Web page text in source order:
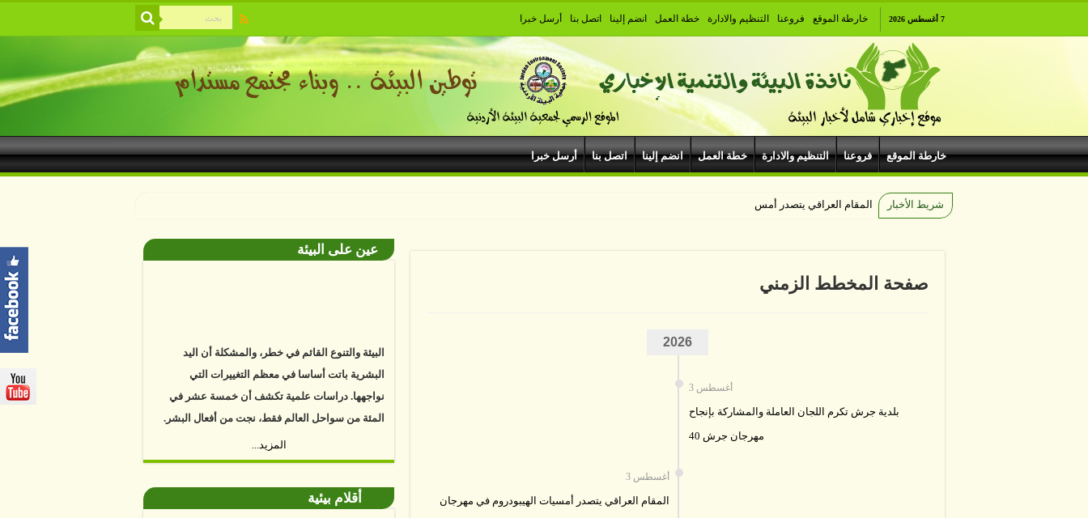
7 أغسطس 2026 خارطة الموقع فروعنا التنظيم والادارة خطة العمل انضم إلينا اتصل بنا أرسل خبرا
خارطة الموقع فروعنا التنظيم والادارة خطة العمل انضم إلينا اتصل بنا أرسل خبرا
شريط الأخبار المقام العراقي يتصدر أمسيات الهيبودروم في مهرجان
صفحة المخطط الزمني
2026
3 أغسطس
بلدية جرش تكرم اللجان العاملة والمشاركة بإنجاح
مهرجان جرش 40
3 أغسطس
المقام العراقي يتصدر أمسيات الهيبودروم في مهرجان
عين على البيئة
البشرية باتت أساسا في معظم التغييرات التي
نواجهها. دراسات علمية تكشف أن خمسة عشر في
المئة من سواحل العالم فقط، نجت من أفعال البشر.
https://www.youtube.com/watch?v=9caB1lVk4HY
توصل العلماء إلى أن غابات زيت النخيل التي تم
الأرض غير المعتمدة، وذلك حسب دراسة كشفت
المزيد...
أقلام بيئية